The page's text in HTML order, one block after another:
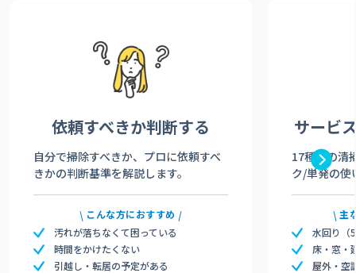
依頼すべきか判断する
自分で掃除すべきか、プロに依頼すべ
きかの判断基準を解説します。
こんな方におすすめ
汚れが落ちなくて困っている
時間をかけたくない
引越し・転居の予定がある
サービ
17種類の清
ク/単発の使
主
水回り（
床・窓・
屋外・空